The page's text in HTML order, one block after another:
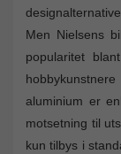
Men Nielsens
popularitet
aluminium er
motsetning til
kun tilbys i